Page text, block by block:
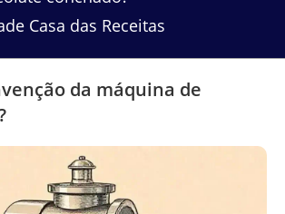
Casa das Receitas
da máquina de